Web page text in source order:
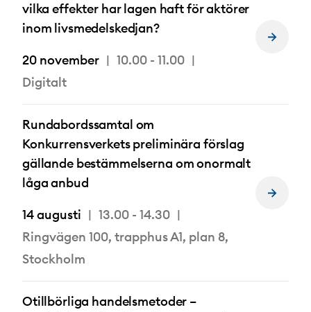
vilka effekter har lagen haft för aktörer
inom livsmedelskedjan?
20 november
10.00 - 11.00
Digitalt
Läs
Rundabordssamtal om
Konkurrensverkets preliminära förslag
gällande bestämmelserna om onormalt
låga anbud
14 augusti
13.00 - 14.30
Ringvägen 100, trapphus A1, plan 8,
Stockholm
Läs
Otillbörliga handelsmetoder –